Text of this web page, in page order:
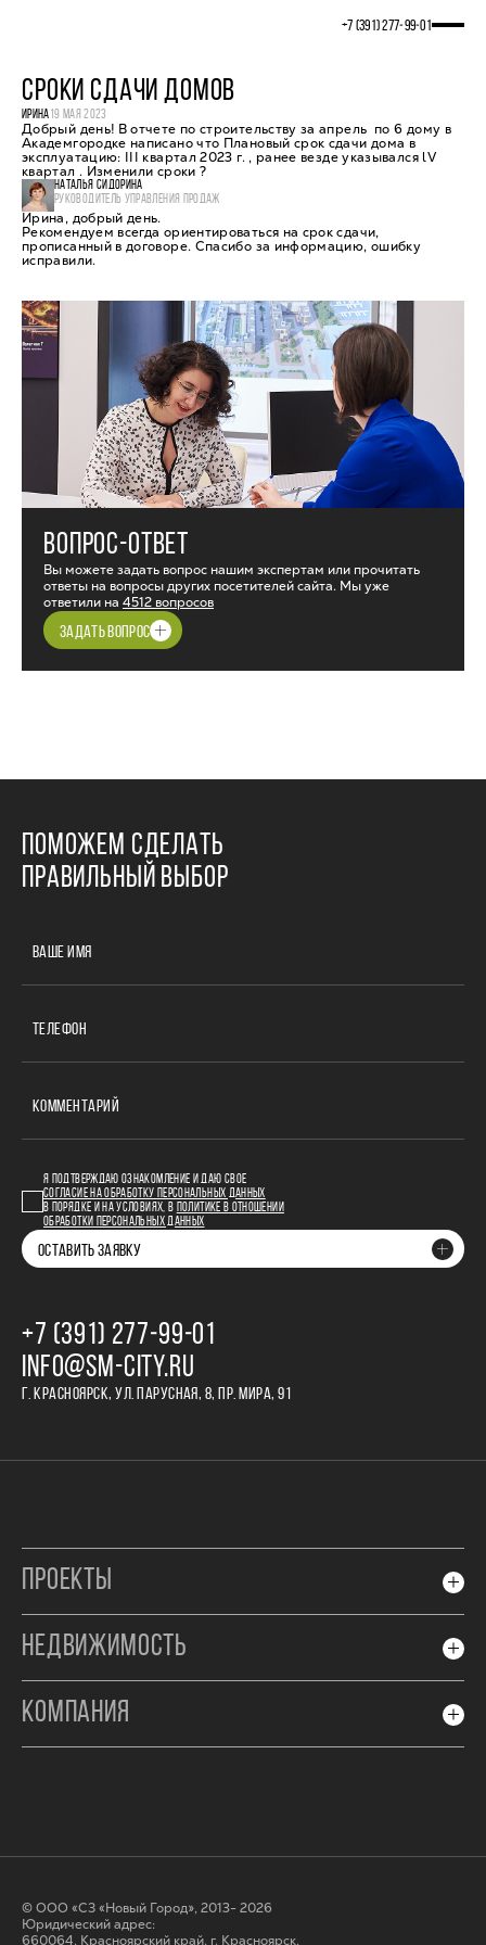
+7 (391) 277‒99‒01
СРОКИ СДАЧИ ДОМОВ
ИРИНА19 МАЯ 2023
Добрый день! В отчете по строительству за апрель по 6 дому в
Академгородке написано что Плановый срок сдачи дома в
эксплуатацию: III квартал 2023 г. , ранее везде указывался lV
квартал . Изменили сроки ?
НАТАЛЬЯ СИДОРИНА
РУКОВОДИТЕЛЬ УПРАВЛЕНИЯ ПРОДАЖ
Ирина, добрый день.
Рекомендуем всегда ориентироваться на срок сдачи,
прописанный в договоре. Спасибо за информацию, ошибку
исправили.
ВОПРОС-ОТВЕТ
Вы можете задать вопрос нашим экспертам или прочитать
ответы на вопросы других посетителей сайта. Мы уже
ответили на 4512 вопросов
ЗАДАТЬ ВОПРОС
ПОМОЖЕМ СДЕЛАТЬ
ПРАВИЛЬНЫЙ ВЫБОР
ВАШЕ ИМЯ
ТЕЛЕФОН
КОММЕНТАРИЙ
Я ПОДТВЕРЖДАЮ ОЗНАКОМЛЕНИЕ И ДАЮ СВОЕ
СОГЛАСИЕ НА ОБРАБОТКУ ПЕРСОНАЛЬНЫХ ДАННЫХ
В ПОРЯДКЕ И НА УСЛОВИЯХ, В
ПОЛИТИКЕ В ОТНОШЕНИИ
ОБРАБОТКИ ПЕРСОНАЛЬНЫХ ДАННЫХ
ОСТАВИТЬ ЗАЯВКУ
+7 (391) 277‒99‒01
INFO@SM-CITY.RU
Г. КРАСНОЯРСК, УЛ. ПАРУСНАЯ, 8, ПР. МИРА, 91
ПРОЕКТЫ
НЕДВИЖИМОСТЬ
КОМПАНИЯ
© ООО «СЗ «Новый Город», 2013- 2026
Юридический адрес:
660064, Красноярский край, г. Красноярск,